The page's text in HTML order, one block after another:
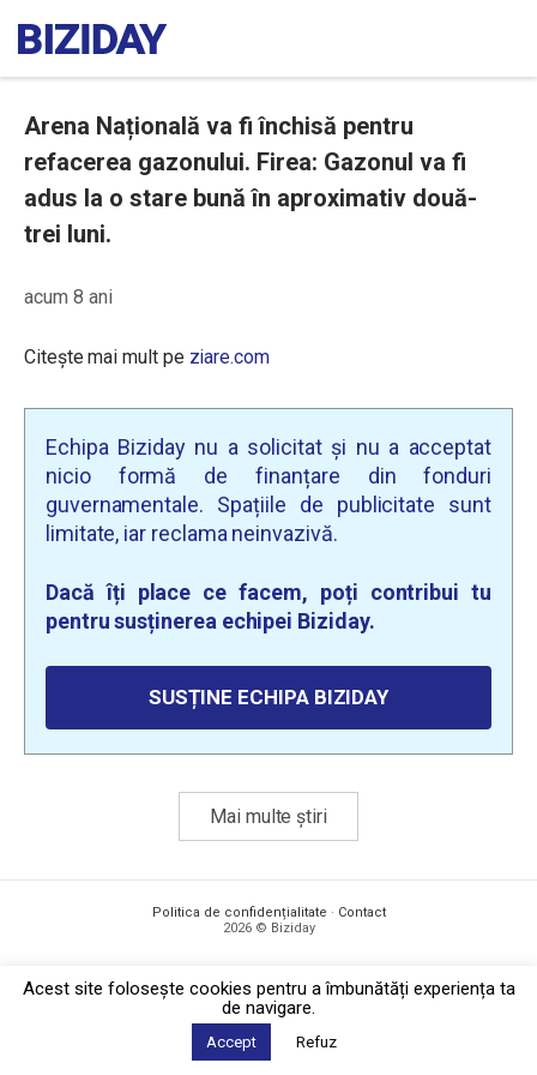
Arena Națională va fi închisă pentru
refacerea gazonului. Firea: Gazonul va fi
adus la o stare bună în aproximativ două-
trei luni.
acum 8 ani
Citește mai mult pe ziare.com
Echipa Biziday nu a solicitat și nu a acceptat
nicio formă de finanțare din fonduri
guvernamentale. Spațiile de publicitate sunt
limitate, iar reclama neinvazivă.
Dacă îți place ce facem, poți contribui tu
pentru susținerea echipei Biziday.
SUSȚINE ECHIPA BIZIDAY
Mai multe știri
Politica de confidențialitate · Contact
2026 © Biziday
Acest site foloseşte cookies pentru a îmbunătăți experiența ta
de navigare.
Accept Refuz